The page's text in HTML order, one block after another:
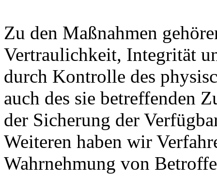
Zu den Maßnahmen
Vertraulichkeit, Integrität
durch Kontrolle des
auch des sie betreffenden
der Sicherung der
Weiteren haben wir
Wahrnehmung von